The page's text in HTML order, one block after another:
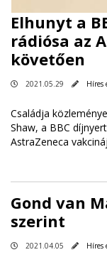
Elhunyt a
rádiósa az
követően
2021.05.29 Híres
Családja
Shaw, a BBC
AstraZeneca
Gond van
szerint
2021.04.05 Híres